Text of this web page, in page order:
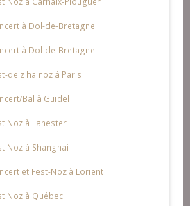
à Dol-de-Bretagne
à Dol-de-Bretagne
deiz ha noz à Paris
Bal à Guidel
Noz à Lanester
Noz à Shanghai
et Fest-Noz à Lorient
Noz à Québec